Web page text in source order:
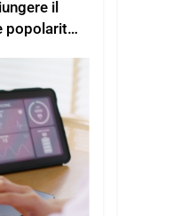
il
popolarità